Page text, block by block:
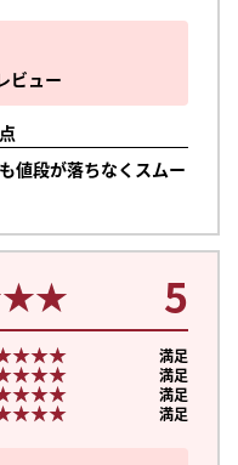
ビュー
値段が落ちなくスムー
5
満足
満足
満足
満足